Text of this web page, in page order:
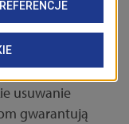
techniczne
zgłoszenia
usuwanie
gwarantują